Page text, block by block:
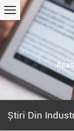
Știri Din